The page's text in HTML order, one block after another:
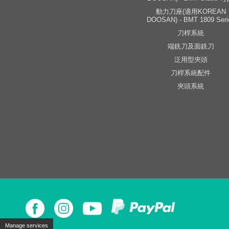
動力刀座(適用KOREAN
DOOSAN) - BMT 1809
刀桿系統
端銑刀及面銑刀
泛用型夾頭
刀桿系統配件
夾頭系統
Manage services